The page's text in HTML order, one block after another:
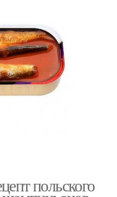
польского